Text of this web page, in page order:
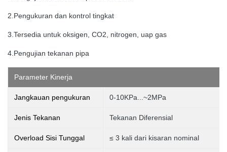
2. Pengukuran dan kontrol tingkat
3. Tersedia untuk oksigen, CO2, nitrogen, uap gas
4.Pengujian tekanan pipa
Parameter Kinerja
Jangkauan pengukuran 0-10KPa...~2MPa
Jenis Tekanan Tekanan Diferensial
Overload Sisi Tunggal ≤ 3 kali dari kisaran nominal